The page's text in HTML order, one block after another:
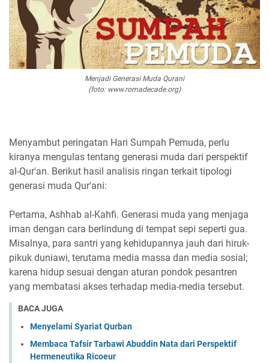
Menjadi Generasi Muda Qurani
(foto: www.romadecade.org)
Menyambut peringatan Hari Sumpah Pemuda, perlu
kiranya mengulas tentang generasi muda dari perspektif
al-Qur'an. Berikut hasil analisis ringan terkait tipologi
generasi muda Qur'ani:
Pertama, Ashhab al-Kahfi. Generasi muda yang menjaga
iman dengan cara berlindung di tempat sepi seperti gua.
Misalnya, para santri yang kehidupannya jauh dari hiruk-
pikuk duniawi, terutama media massa dan media sosial;
karena hidup sesuai dengan aturan pondok pesantren
yang membatasi akses terhadap media-media tersebut.
BACA JUGA
Menyelami Syariat Qurban
Membaca Tafsir Tarbawi Abuddin Nata dari Perspektif
Hermeneutika Ricoeur